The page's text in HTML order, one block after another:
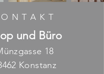
und Büro
18
Konstanz